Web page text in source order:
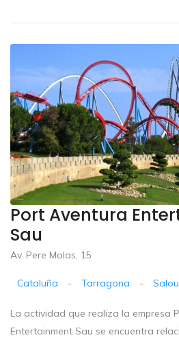
Port Aventura
Sau
Av. Pere Molas, 15
Cataluña - Tarragona - Salou
La actividad que realiza la empresa
Entertainment Sau se encuentra